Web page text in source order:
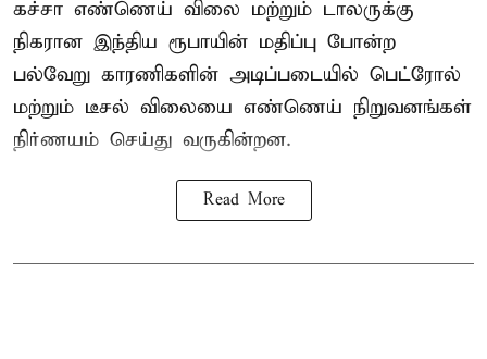
கச்சா எண்ணெய் விலை மற்றும் டாலருக்கு
நிகரான இந்திய ரூபாயின் மதிப்பு போன்ற
பல்வேறு காரணிகளின் அடிப்படையில் பெட்ரோல்
மற்றும் டீசல் விலையை எண்ணெய் நிறுவனங்கள்
நிர்ணயம் செய்து வருகின்றன.
Read More